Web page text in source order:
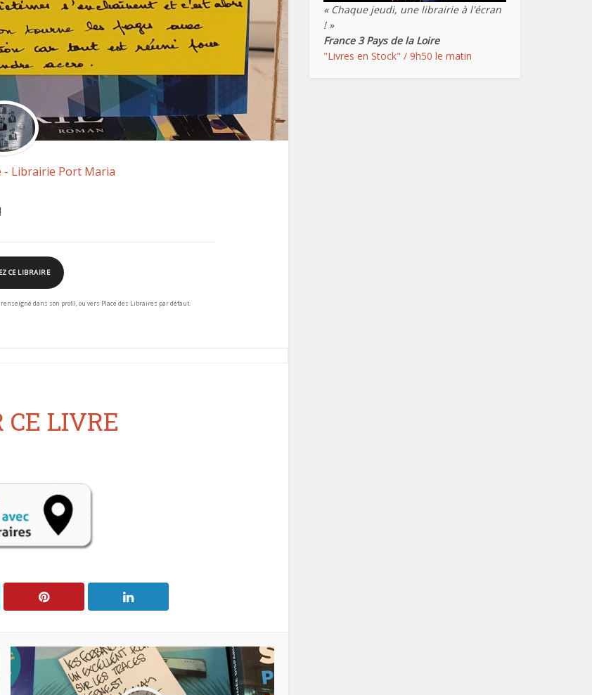
- Librairie Port Maria
CE LIBRAIRE
dans son profil, ou vers Place des Libraires par défaut.
CE LIVRE
« Chaque jeudi, une librairie à l'écran
! »
France 3 Pays de la Loire
"Livres en Stock" / 9h50 le matin